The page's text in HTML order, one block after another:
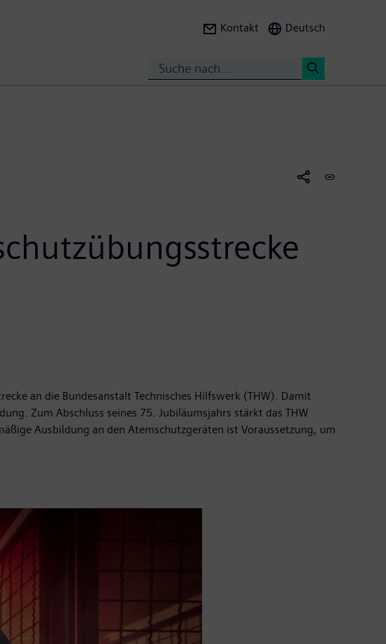
Kontakt Deutsch
an die Bundesanstalt Technisches Hilfswerk (THW). Damit
Zum Abschluss seines 75. Jubiläumsjahrs stärkt das THW
Ausbildung an den Atemschutzgeräten ist Voraussetzung, um